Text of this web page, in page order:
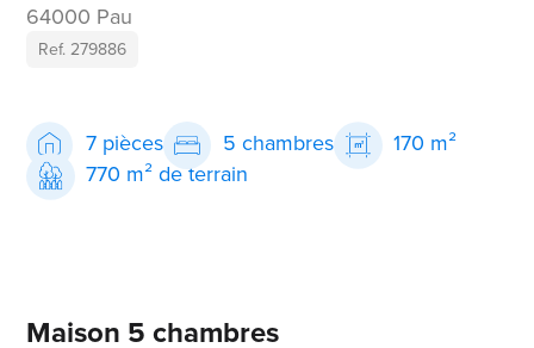
64000 Pau
Ref. 279886
7 pièces 5 chambres
170 m²
770 m² de terrain
Maison 5 chambres